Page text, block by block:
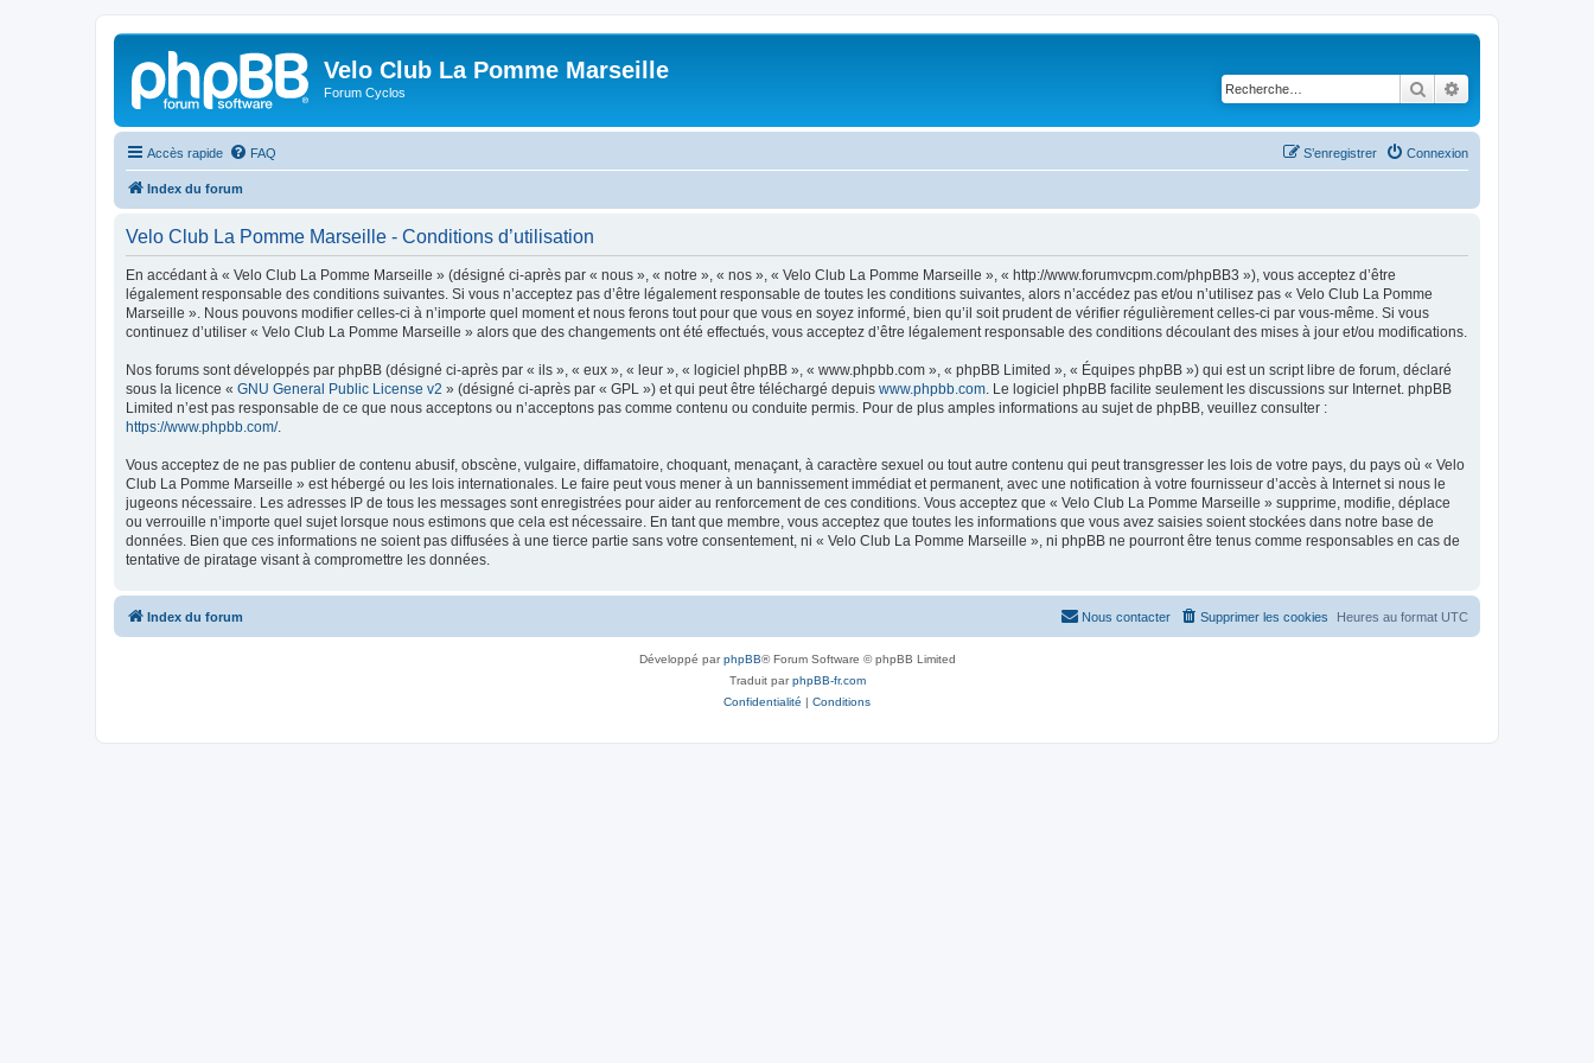
Velo Club La Pomme Marseille
Forum Cyclos Rechercher
Accès rapide FAQ Connexion
S’enregistrer
Index du forum
Velo Club La Pomme Marseille - Conditions d’utilisation
En accédant à « Velo Club La Pomme Marseille » (désigné ci-après par « nous », « notre », « nos », « Velo Club La Pomme Marseille », « http://www.forumvcpm.com/phpBB3 »), vous acceptez d’être
légalement responsable des conditions suivantes. Si vous n’acceptez pas d’être légalement responsable de toutes les conditions suivantes, alors n’accédez pas et/ou n’utilisez pas « Velo Club La Pomme
Marseille ». Nous pouvons modifier celles-ci à n’importe quel moment et nous ferons tout pour que vous en soyez informé, bien qu’il soit prudent de vérifier régulièrement celles-ci par vous-même. Si vous
continuez d’utiliser « Velo Club La Pomme Marseille » alors que des changements ont été effectués, vous acceptez d’être légalement responsable des conditions découlant des mises à jour et/ou modifications.
Nos forums sont développés par phpBB (désigné ci-après par « ils », « eux », « leur », « logiciel phpBB », « www.phpbb.com », « phpBB Limited », « Équipes phpBB ») qui est un script libre de forum, déclaré
sous la licence « GNU General Public License v2 » (désigné ci-après par « GPL ») et qui peut être téléchargé depuis www.phpbb.com . Le logiciel phpBB facilite seulement les discussions sur Internet. phpBB
Limited n’est pas responsable de ce que nous acceptons ou n’acceptons pas comme contenu ou conduite permis. Pour de plus amples informations au sujet de phpBB, veuillez consulter :
https://www.phpbb.com/.
Vous acceptez de ne pas publier de contenu abusif, obscène, vulgaire, diffamatoire, choquant, menaçant, à caractère sexuel ou tout autre contenu qui peut transgresser les lois de votre pays, du pays où « Velo
Club La Pomme Marseille » est hébergé ou les lois internationales. Le faire peut vous mener à un bannissement immédiat et permanent, avec une notification à votre fournisseur d’accès à Internet si nous le
jugeons nécessaire. Les adresses IP de tous les messages sont enregistrées pour aider au renforcement de ces conditions. Vous acceptez que « Velo Club La Pomme Marseille » supprime, modifie, déplace
ou verrouille n’importe quel sujet lorsque nous estimons que cela est nécessaire. En tant que membre, vous acceptez que toutes les informations que vous avez saisies soient stockées dans notre base de
données. Bien que ces informations ne soient pas diffusées à une tierce partie sans votre consentement, ni « Velo Club La Pomme Marseille », ni phpBB ne pourront être tenus comme responsables en cas de
tentative de piratage visant à compromettre les données.
Index du forum Heures au format UTC
Supprimer les cookies
Nous contacter
Développé parphpBB® Forum Software © phpBB Limited
Traduit parphpBB-fr.com
Confidentialité | Conditions